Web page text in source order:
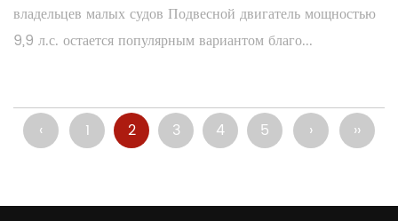
владельцев малых судов Подвесной двигатель мощностью
9,9 л.с. остается популярным вариантом благо...
‹ 1 2 3 4 5 › ››